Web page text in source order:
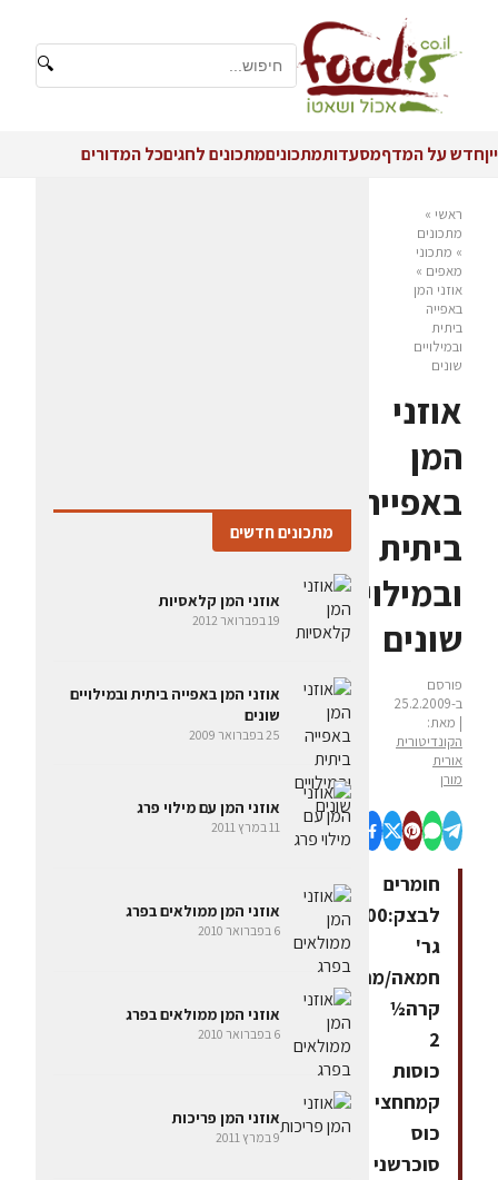
🔍
ייןחדש על המדףמסעדותמתכוניםמתכונים לחגיםכל המדורים
ראשי »
מתכונים
» מתכוני
מאפים »
אוזני המן
באפייה
ביתית
ובמילויים
שונים
אוזני
המן
באפייה
ביתית
ובמילויים
שונים
פורסם
ב-25.2.2009
| מאת:
הקונדיטורית
אורית
מורן
חומרים
לבצק:200
גר'
חמאה/מרגרינה
קרה½
2
כוסות
קמחחצי
כוס
סוכרשני
מתכונים חדשים
אוזני המן קלאסיות
19 בפברואר 2012
אוזני המן באפייה ביתית ובמילויים
שונים
25 בפברואר 2009
אוזני המן עם מילוי פרג
11 במרץ 2011
אוזני המן ממולאים בפרג
6 בפברואר 2010
אוזני המן ממולאים בפרג
6 בפברואר 2010
אוזני המן פריכות
9 במרץ 2011